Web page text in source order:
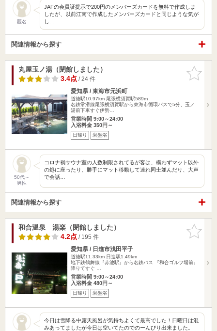
匿名
JAFの会員証提示で200円のメンバーズカードを無料で作成しま
したが、以前江南で作成したメンバーズカードと同じような気が
し…
関連情報から探す
お気に入
りに追加
丸屋玉ノ湯（閉館しました）
3.4点/ 24 件
愛知県 / 東海市元浜町
道徳駅10.97km 尾張横須賀駅589m
名鉄常滑線尾張横須賀駅から東海市循環バスで5分、玉ノ
湯前下車すぐ伊勢…
営業時間 9:00～24:00
入浴料金 350円～
日帰り 岩盤浴
50代～
男性
コロナ禍サウナ室の人数制限されてるが客は、構わずマット以外
の処に座ったり、勝手にマット移動して連れ同士並んだり、大声
で会話…
関連情報から探す
お気に入
りに追加
和合温泉 湯楽（閉館しました）
4.2点/ 195 件
愛知県 / 日進市浅田平子
道徳駅11.33km 日進駅1.49km
地下鉄鶴舞線『赤池駅』から名鉄バス 『和合ゴルフ場前』
降りてすぐ …
営業時間 9:00～24:00
入浴料金 480円～
日帰り 岩盤浴
今日は雪降る中露天風呂が気持ちよくて最高でした！日曜日は混
みあってましたが今日は空いてたのでのーんびり出来ました。